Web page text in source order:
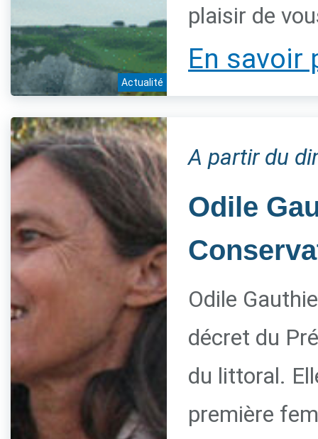
Actualité
plaisir de
En savoir
A partir du
Odile
Odile
décret du
du littoral.
première